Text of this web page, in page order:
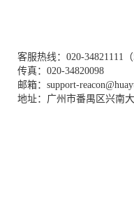
客服热线：020-34821111（
传真：020-34820098
邮箱：support-
地址：广州市番禺区兴南